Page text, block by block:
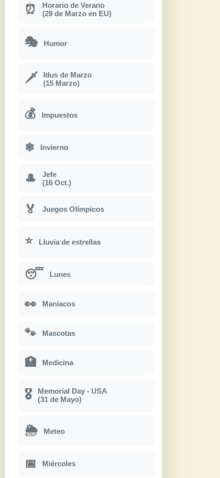
⏰
Horario de Verano
(29 de Marzo en EU)
🎭 Humor
🗡
Idus de Marzo
(15 Marzo)
💰 Impuestos
❄ Invierno
🎩
Jefe
(16 Oct.)
🏅 Juegos Olímpicos
⭐ Lluvia de estrellas
😴 Lunes
👀 Maniacos
🐾 Mascotas
🏥 Medicina
🎖
Memorial Day - USA
(31 de Mayo)
🌦 Meteo
📅 Miércoles